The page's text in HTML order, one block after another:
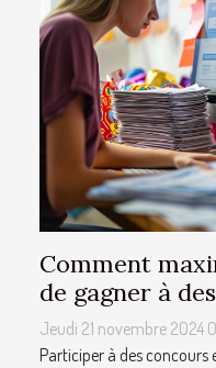
Comment
de gagner à
Jeudi 21 novembre 2024
Participer à des concours